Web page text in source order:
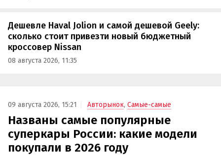
Дешевле Haval Jolion и самой дешевой Geely:
сколько стоит привезти новый бюджетный
кроссовер Nissan
08 августа 2026, 11:35
09 августа 2026, 15:21 Авторынок, Самые-самые
Названы самые популярные
суперкары России: какие модели
покупали в 2026 году